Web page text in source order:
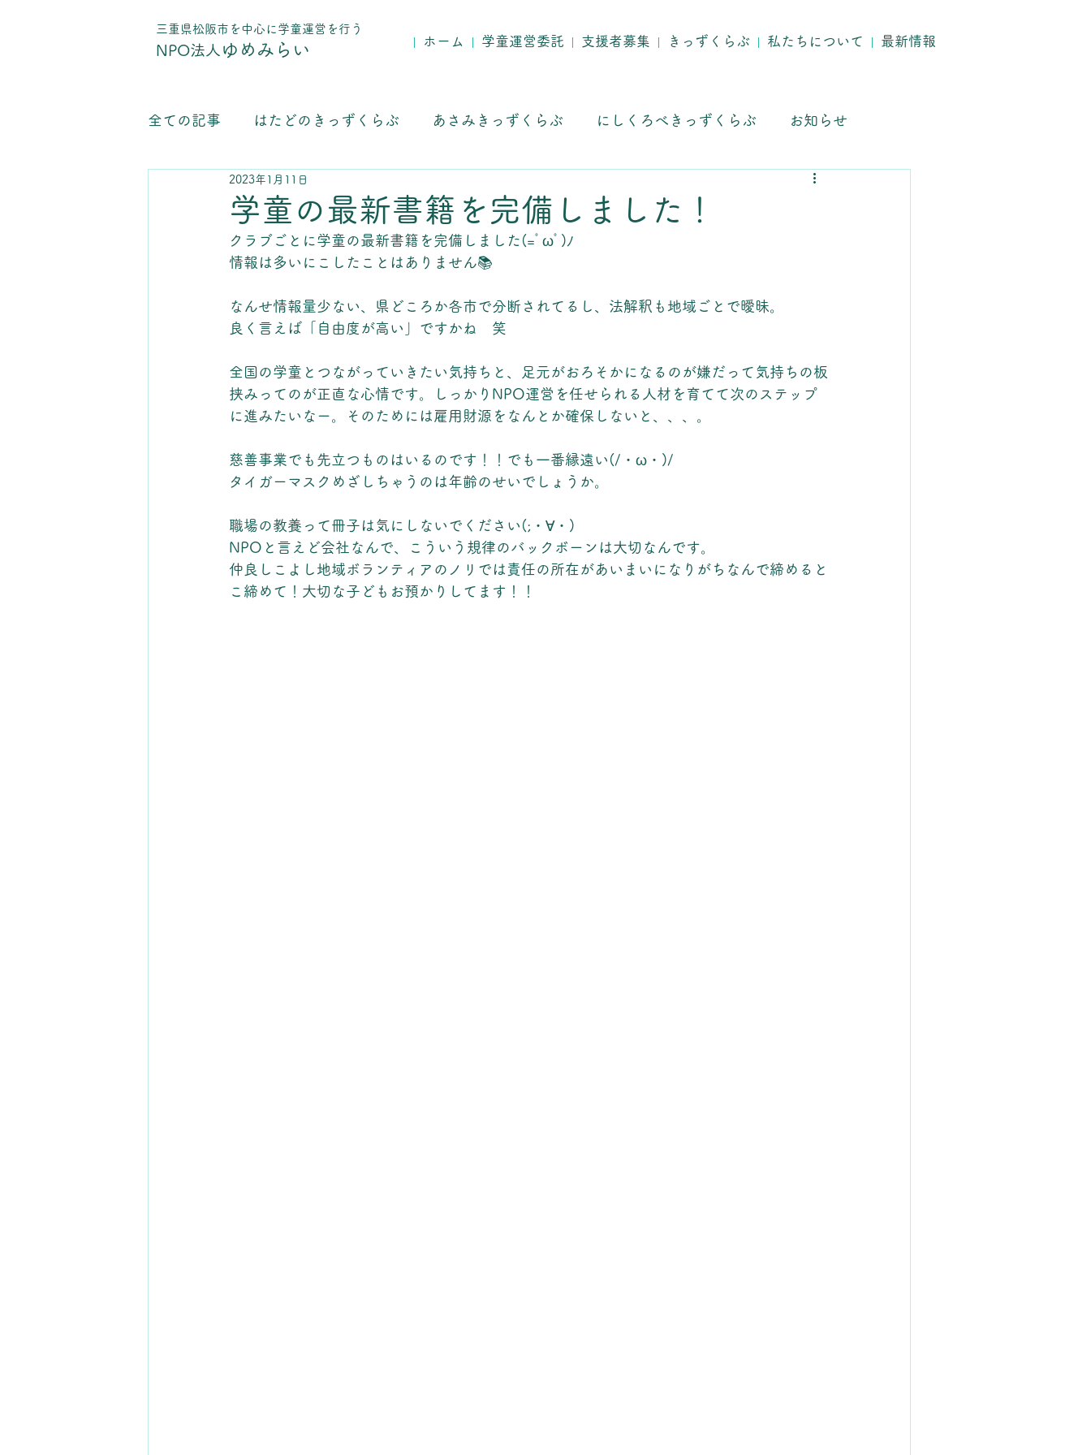
​三重県松阪市を中心に学童運営を行う
NPO法人 ゆめみらい ホーム 学童運営委託 支援者募集 きっずくらぶ 私たちについて 最新情報
全ての記事 はたどのきっずくらぶ あさみきっずくらぶ にしくろべきっずくらぶ お知らせ
学童保育運営について
学童の最新書籍を完備しました！
2023年1月11日
クラブごとに学童の最新書籍を完備しました(=ﾟωﾟ)ﾉ
情報は多いにこしたことはありません📚
なんせ情報量少ない、県どころか各市で分断されてるし、法解釈も地域ごとで曖昧。
良く言えば「自由度が高い」ですかね　笑
全国の学童とつながっていきたい気持ちと、足元がおろそかになるのが嫌だって気持ちの板
挟みってのが正直な心情です。しっかりNPO運営を任せられる人材を育てて次のステップ
に進みたいなー。そのためには雇用財源をなんとか確保しないと、、、。
慈善事業でも先立つものはいるのです！！でも一番縁遠い(/・ω・)/
タイガーマスクめざしちゃうのは年齢のせいでしょうか。
職場の教養って冊子は気にしないでください(;・∀・)
NPOと言えど会社なんで、こういう規律のバックボーンは大切なんです。
仲良しこよし地域ボランティアのノリでは責任の所在があいまいになりがちなんで締めると
こ締めて！大切な子どもお預かりしてます！！